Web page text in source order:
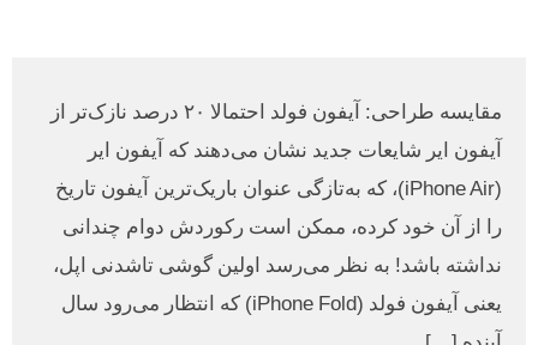
مقایسه طراحی: آیفون فولد احتمالا ۲۰ درصد نازک‌تر از
آیفون ایر شایعات جدید نشان می‌دهند که آیفون ایر
(iPhone Air)، که به‌تازگی عنوان باریک‌ترین آیفون تاریخ
را از آن خود کرده، ممکن است رکوردش دوام چندانی
نداشته باشد! به نظر می‌رسد اولین گوشی تاشدنی اپل،
یعنی آیفون فولد (iPhone Fold) که انتظار می‌رود سال